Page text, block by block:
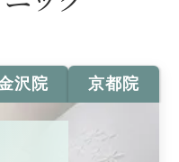
沢院 京都院